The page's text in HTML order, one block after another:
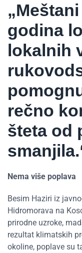
godina
lokalnih
rečno
šteta od
Nema više poplava
Besim Haziri iz
Hidromorava na
prirodne uzroke,
rezultat klimatskih
okoline, poplave su